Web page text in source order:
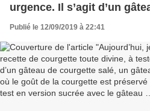
urgence. Il s’agit d’un
un gâteau où il y a très
déjà validé le test en
gâteau …
Publié le 12/09/2019 à 22:41